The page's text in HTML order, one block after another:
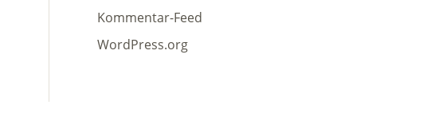
Kommentar-Feed
WordPress.org